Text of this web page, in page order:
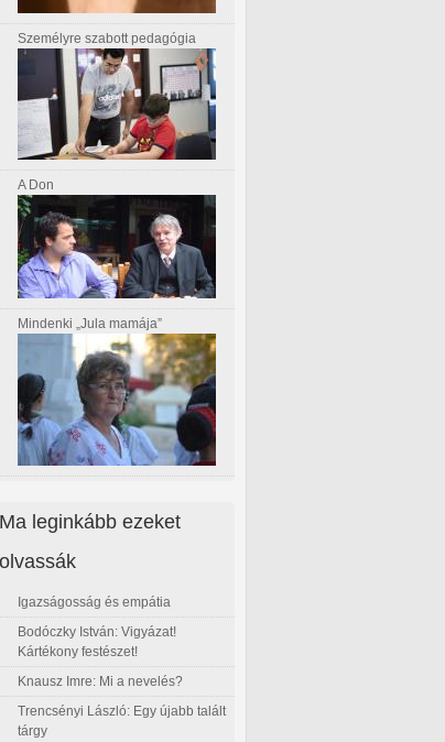
Személyre szabott pedagógia
A Don
Mindenki „Jula mamája”
Ma leginkább ezeket
olvassák
Igazságosság és empátia
Bodóczky István: Vigyázat!
Kártékony festészet!
Knausz Imre: Mi a nevelés?
Trencsényi László: Egy újabb talált
tárgy